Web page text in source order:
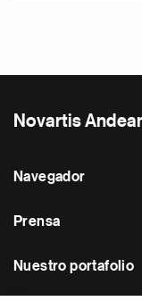
Novartis
Navegador
Prensa
Nuestro portafolio